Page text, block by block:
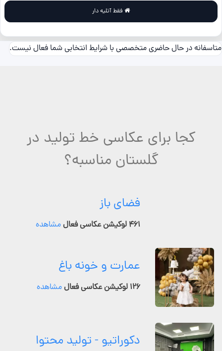
متاسفانه در حال حاضری متخصصی با شرایط انتخابی شما فعال نیست.
کجا برای عکاسی خط تولید در
گلستان مناسبه؟
فضای باز
۴۶۱ لوکیشن عکاسی فعال مشاهده
عمارت و خونه باغ
۱۲۶ لوکیشن عکاسی فعال مشاهده
دکوراتیو - تولید محتوا